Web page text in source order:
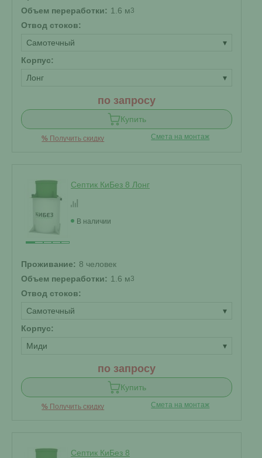
Объем переработки: 1.6 м3
Отвод стоков:
Самотечный
▾
Корпус:
Лонг
▾
по запросу
Купить
% Получить скидку Смета на монтаж
Септик КиБез 8 Лонг
В наличии
Проживание: 8 человек
Объем переработки: 1.6 м3
Отвод стоков:
Самотечный
▾
Корпус:
Миди
▾
по запросу
Купить
% Получить скидку Смета на монтаж
Септик КиБез 8